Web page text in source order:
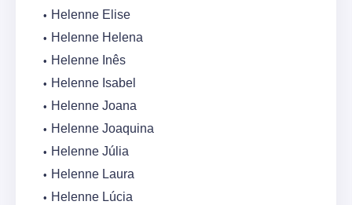
Helenne Elise
Helenne Helena
Helenne Inês
Helenne Isabel
Helenne Joana
Helenne Joaquina
Helenne Júlia
Helenne Laura
Helenne Lúcia